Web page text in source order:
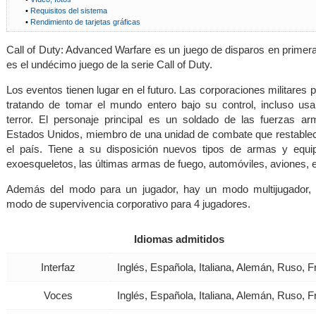
•Requisitos del sistema
•Rendimiento de tarjetas gráficas
Call of Duty: Advanced Warfare es un juego de disparos en
es el undécimo juego de la serie Call of Duty.
Los eventos tienen lugar en el futuro. Las corporaciones militares
tratando de tomar el mundo entero bajo su control, incluso
terror. El personaje principal es un soldado de las fuerzas
Estados Unidos, miembro de una unidad de combate que
el país. Tiene a su disposición nuevos tipos de armas y
exoesqueletos, las últimas armas de fuego, automóviles, aviones,
Además del modo para un jugador, hay un modo
modo de supervivencia corporativo para 4 jugadores.
Idiomas admitidos
Interfaz Inglés, Española, Italiana, Alemán, Ruso,
Voces Inglés, Española, Italiana, Alemán, Ruso,